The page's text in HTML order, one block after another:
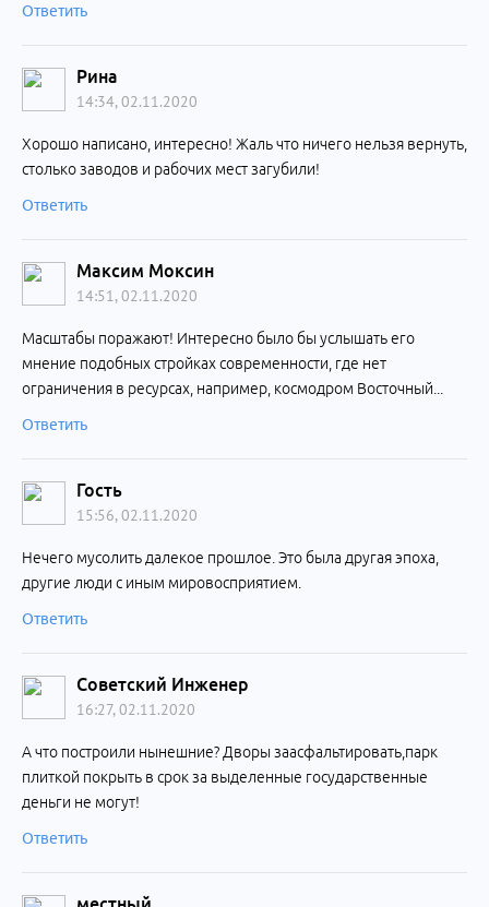
Ответить
Рина
14:34, 02.11.2020
Хорошо написано, интересно! Жаль что ничего нельзя вернуть,
столько заводов и рабочих мест загубили!
Ответить
Максим Моксин
14:51, 02.11.2020
Масштабы поражают! Интересно было бы услышать его
мнение подобных стройках современности, где нет
ограничения в ресурсах, например, космодром Восточный...
Ответить
Гость
15:56, 02.11.2020
Нечего мусолить далекое прошлое. Это была другая эпоха,
другие люди с иным мировосприятием.
Ответить
Советский Инженер
16:27, 02.11.2020
А что построили нынешние? Дворы заасфальтировать,парк
плиткой покрыть в срок за выделенные государственные
деньги не могут!
Ответить